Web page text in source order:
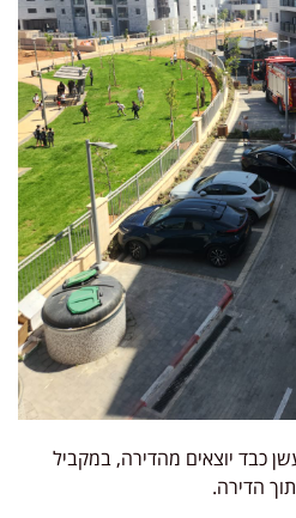
כבד יוצאים מהדירה, במקביל
הדירה.